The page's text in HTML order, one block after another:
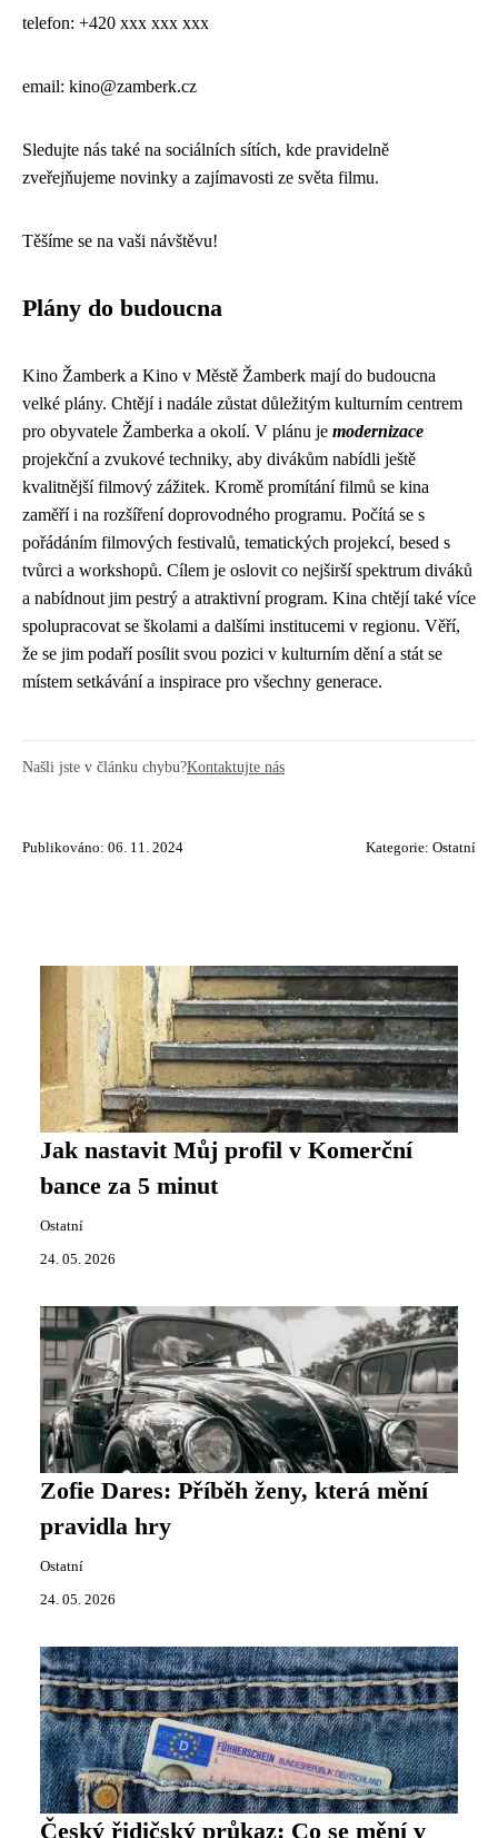
telefon: +420 xxx xxx xxx
email: kino@zamberk.cz
Sledujte nás také na sociálních sítích, kde pravidelně
zveřejňujeme novinky a zajímavosti ze světa filmu.
Těšíme se na vaši návštěvu!
Plány do budoucna
Kino Žamberk a Kino v Městě Žamberk mají do budoucna
velké plány. Chtějí i nadále zůstat důležitým kulturním centrem
pro obyvatele Žamberka a okolí. V plánu je modernizace
projekční a zvukové techniky, aby divákům nabídli ještě
kvalitnější filmový zážitek. Kromě promítání filmů se kina
zaměří i na rozšíření doprovodného programu. Počítá se s
pořádáním filmových festivalů, tematických projekcí, besed s
tvůrci a workshopů. Cílem je oslovit co nejširší spektrum diváků
a nabídnout jim pestrý a atraktivní program. Kina chtějí také více
spolupracovat se školami a dalšími institucemi v regionu. Věří,
že se jim podaří posílit svou pozici v kulturním dění a stát se
místem setkávání a inspirace pro všechny generace.
Našli jste v článku chybu?Kontaktujte nás
Publikováno: 06. 11. 2024 Kategorie: Ostatní
Jak nastavit Můj profil v Komerční
bance za 5 minut
Ostatní
24. 05. 2026
Zofie Dares: Příběh ženy, která mění
pravidla hry
Ostatní
24. 05. 2026
Český řidičský průkaz: Co se mění v